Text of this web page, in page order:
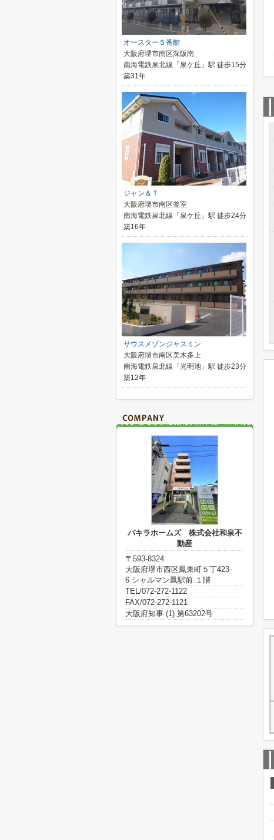
オースター５番館
大阪府堺市南区深阪南
南海電鉄泉北線「泉ケ丘」駅 徒歩15分
築31年
ジャン＆Ｔ
大阪府堺市南区釜室
南海電鉄泉北線「泉ケ丘」駅 徒歩24分
築16年
サウスメゾンジャスミン
大阪府堺市南区美木多上
南海電鉄泉北線「光明池」駅 徒歩23分
築12年
パキラホームズ 株式会社和泉不
動産
〒593-8324
大阪府堺市西区鳳東町５丁423-
6 シャルマン鳳駅前 １階
TEL/072-272-1122
FAX/072-272-1121
大阪府知事 (1) 第63202号